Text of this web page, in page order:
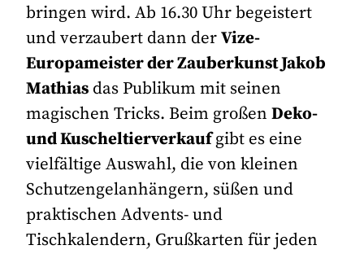
bringen wird. Ab 16.30 Uhr begeistert
und verzaubert dann derVize-
Europameister der Zauberkunst Jakob
Mathias das Publikum mit seinen
magischen Tricks. Beim großenDeko-
und Kuscheltierverkaufgibt es eine
vielfältige Auswahl, die von kleinen
Schutzengelanhängern, süßen und
praktischen Advents- und
Tischkalendern, Grußkarten für jeden